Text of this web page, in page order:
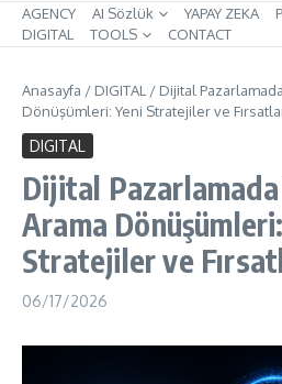
AGENCY AI Sözlük YAPAY ZEKA
DIGITAL
TOOLS CONTACT
Anasayfa / DIGITAL / Dijital
Dönüşümleri: Yeni Stratejiler ve
DIGITAL
Dijital
Arama
Stratejiler ve
06/17/2026